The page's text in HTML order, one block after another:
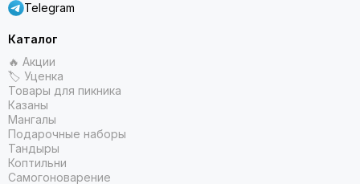
Telegram
Каталог
🔥 Акции
🏷 Уценка
Товары для пикника
Казаны
Мангалы
Подарочные наборы
Тандыры
Коптильни
Самогоноварение